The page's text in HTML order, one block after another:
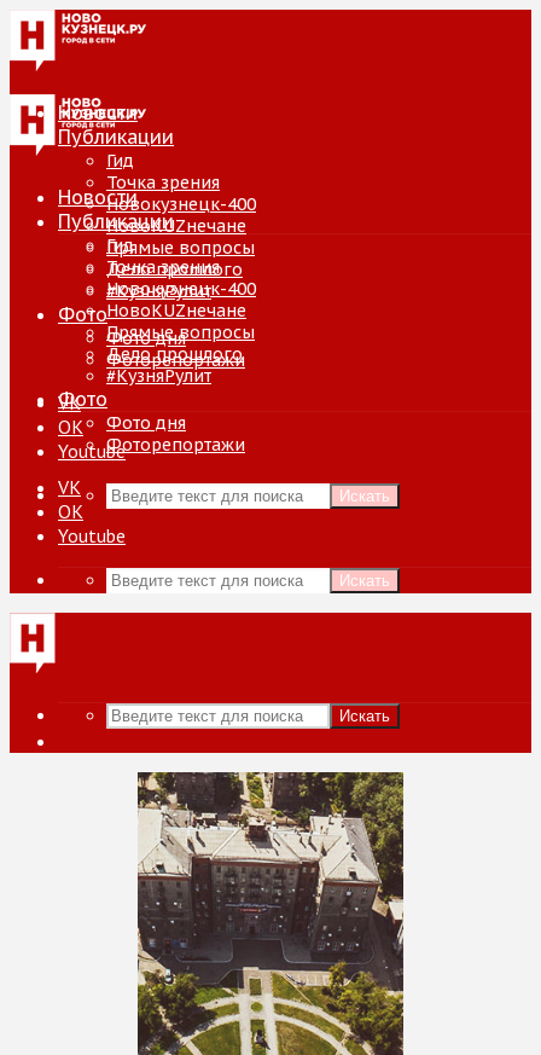
Новости
Публикации
Гид
Точка зрения
Новокузнецк-400
НовоKUZнечане
Прямые вопросы
Дело прошлого
#КузняРулит
Фото
Фото дня
Фоторепортажи
VK
ОК
Youtube
Искать
Новости
Публикации
Гид
Точка зрения
Новокузнецк-400
НовоKUZнечане
Прямые вопросы
Дело прошлого
#КузняРулит
Фото
Фото дня
Фоторепортажи
VK
ОК
Youtube
Искать
Искать